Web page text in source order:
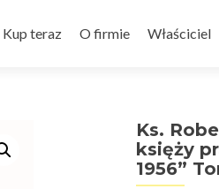
Kup teraz O firmie Właściciel
Ks.
księży
1956”